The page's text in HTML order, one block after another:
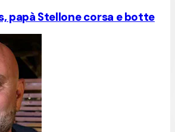
papà Stellone corsa e botte